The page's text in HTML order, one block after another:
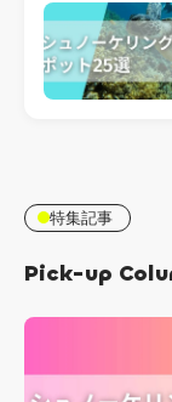
特集記事
Pick-up